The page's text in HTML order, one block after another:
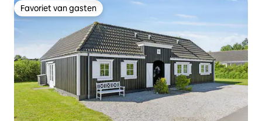
Favoriet van gasten
Favoriet van gasten